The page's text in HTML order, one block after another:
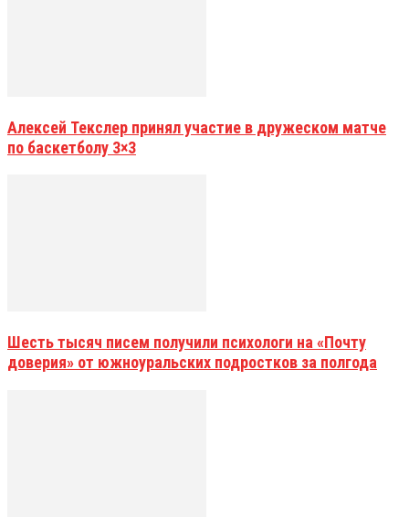
Алексей Текслер принял участие в дружеском матче
по баскетболу 3×3
Шесть тысяч писем получили психологи на «Почту
доверия» от южноуральских подростков за полгода